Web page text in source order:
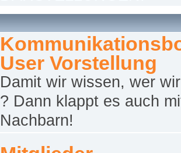
User Vorstellung
Damit wir wissen, wer
? Dann klappt es auch
Nachbarn!